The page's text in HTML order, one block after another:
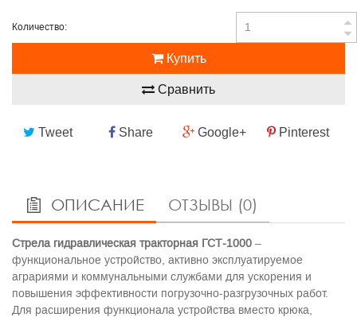
Количество:
Купить
Сравнить
Tweet Share Google+ Pinterest
ОПИСАНИЕ ОТЗЫВЫ (0)
Cтрела гидравлическая тракторная ГСТ-1000 –
функциональное устройство, активно эксплуатируемое
аграриями и коммунальными службами для ускорения и
повышения эффективности погрузочно-разгрузочных работ.
Для расширения функционала устройства вместо крюка,